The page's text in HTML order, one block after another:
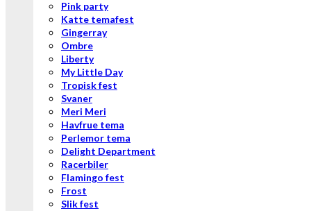
Pink party
Katte temafest
Gingerray
Ombre
Liberty
My Little Day
Tropisk fest
Svaner
Meri Meri
Havfrue tema
Perlemor tema
Delight Department
Racerbiler
Flamingo fest
Frost
Slik fest